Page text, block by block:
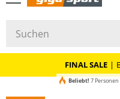
GIGASTYLE
FAHRRAD­
FINAL SALE |
Beliebt! 7